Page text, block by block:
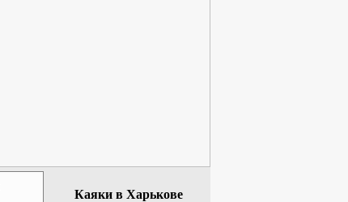
Каяки в Харькове